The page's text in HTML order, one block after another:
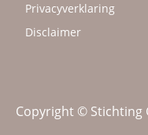
Privacyverklaring
Disclaimer
Copyright © Stichting